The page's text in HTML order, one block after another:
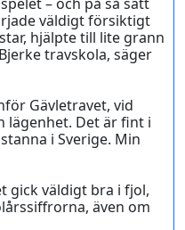
väldigt försiktigt
hjälpte till lite grann
travskola, säger
Gävletravet, vid
lägenhet. Det är fint i
i Sverige. Min
gick väldigt bra i fjol,
även om